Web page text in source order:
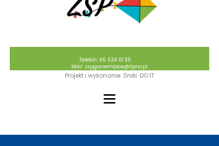
Telefon: 65 534 01 35
Mail: zspgoniembice@lipno.pl
Projekt i wykonanie: Sniki. DO IT